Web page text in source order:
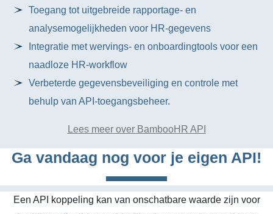
Toegang tot uitgebreide rapportage- en
analysemogelijkheden voor HR-gegevens
Integratie met wervings- en onboardingtools voor een
naadloze HR-workflow
Verbeterde gegevensbeveiliging en controle met
behulp van API-toegangsbeheer.
Lees meer over BambooHR API
Ga vandaag nog voor je eigen API!
Een API koppeling kan van onschatbare waarde zijn voor